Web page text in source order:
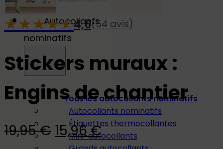
Autocollants
nominatifs
Tous les autocollants nominatifs
Autocollants nominatifs
Étiquettes thermocollantes
Mini-autocollants
-20%
★★★★☆
★4,6(54 avis)
Stickers muraux :
Engins de chantier
19,95€ Le
15,96€Le